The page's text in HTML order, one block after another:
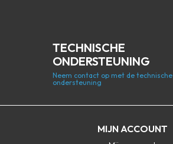
MIJN ACCOUNT
TECHNISCHE
ONDERSTEUNING
Neem contact op met de technische
ondersteuning